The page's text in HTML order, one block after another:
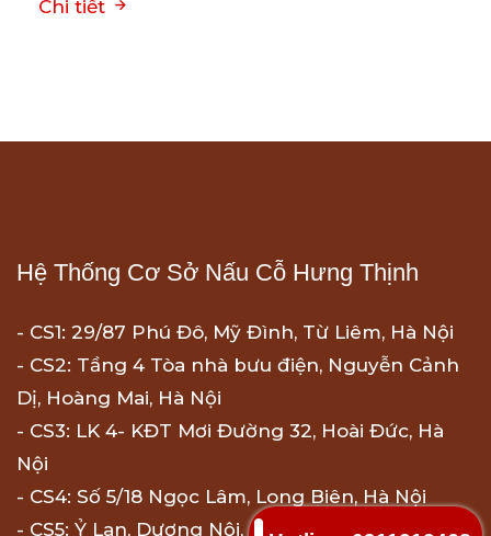
Chi tiết
Hệ Thống Cơ Sở Nấu Cỗ Hưng Thịnh
- CS1: 29/87 Phú Đô, Mỹ Đình, Từ Liêm, Hà Nội
- CS2: Tầng 4 Tòa nhà bưu điện, Nguyễn Cảnh
Dị, Hoàng Mai, Hà Nội
- CS3: LK 4- KĐT Mơi Đường 32, Hoài Đức, Hà
Nội
- CS4: Số 5/18 Ngọc Lâm, Long Biên, Hà Nội
- CS5: Ỷ Lan, Dương Nội, Hà Đông